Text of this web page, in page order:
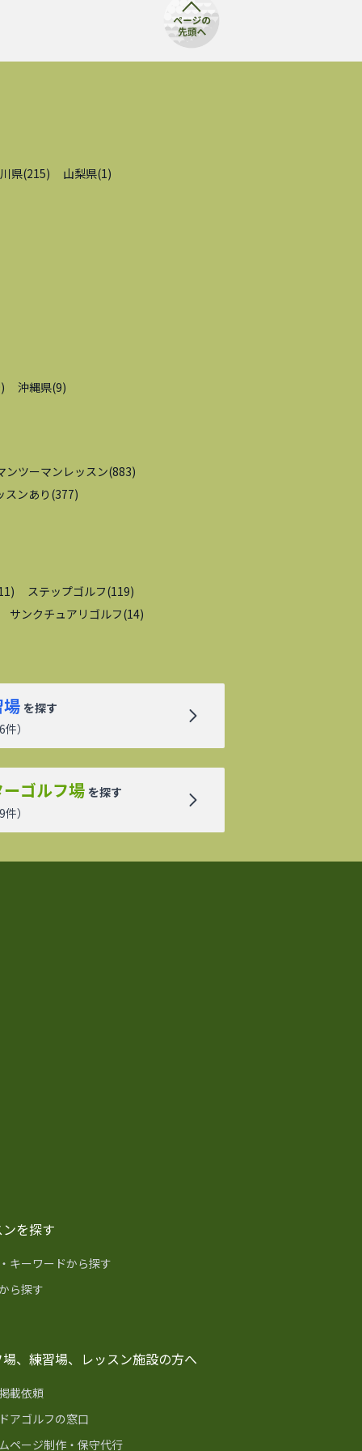
県(215) 山梨県(1)
) 沖縄県(9)
ンツーマンレッスン(883)
スンあり (377)
) ステップゴルフ(119)
サンクチュアリゴルフ(14)
を探す
件）
ゴルフ場 を探す
件）
を探す
キーワードから探す
ら探す
、練習場、レッスン施設の方へ
載依頼
アゴルフの窓口
ページ制作・保守代行